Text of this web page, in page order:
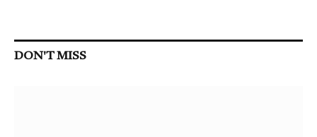
DON'T MISS